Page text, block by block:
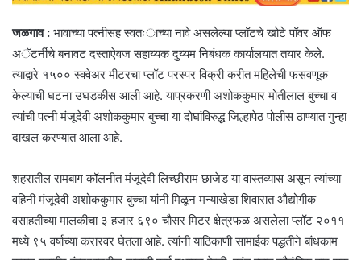
जळगाव : भावाच्या पत्नीसह स्वतःाच्या नावे असलेल्या प्लॉटचे खोटे पॉवर ऑफ
अॅटर्नीचे बनावट दस्ताऐवज सहाय्यक दुय्यम निबंधक कार्यालयात तयार केले.
त्याद्वारे १५०० स्क्वेअर मीटरचा प्लॉट परस्पर विक्री करीत महिलेची फसवणूक
केल्याची घटना उघडकीस आली आहे. याप्रकरणी अशोककुमार मोतीलाल बुच्चा व
त्यांची पत्नी मंजूदेवी अशोककुमार बुच्चा या दोघांविरुद्ध जिल्हापेठ पोलीस ठाण्यात गुन्हा
दाखल करण्यात आला आहे.
शहरातील रामबाग कॉलनीत मंजूदेवी लिच्छीराम छाजेड या वास्तव्यास असून त्यांच्या
वहिनी मंजूदेवी अशोककुमार बुच्चा यांनी मिळून मन्याखेडा शिवारात औद्योगीक
वसाहतीच्या मालकीचा ३ हजार ६९० चौसर मिटर क्षेत्रफळ असलेला प्लॉट २०११
मध्ये ९५ वर्षाच्या करारवर घेतला आहे. त्यांनी याठिकाणी सामाईक पद्धतीने बांधकाम